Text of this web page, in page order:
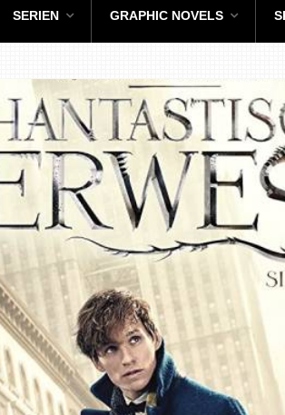
SERIEN GRAPHIC NOVELS